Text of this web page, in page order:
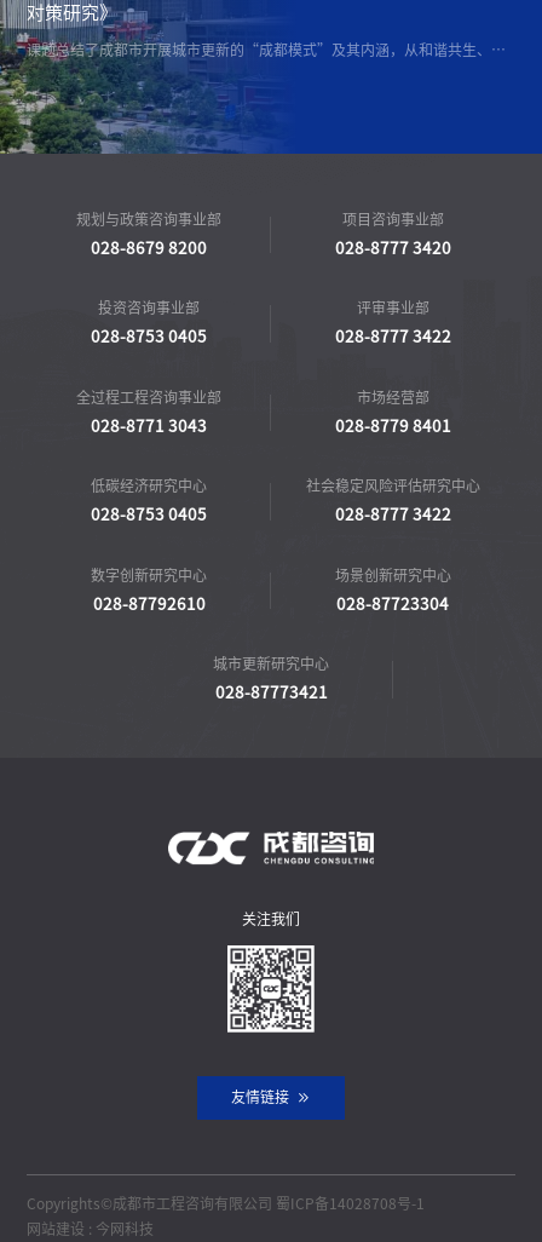
对策研究》
课题总结了成都市开展城市更新的“成都模式”及其内涵，从和谐共生、品质生活、生态新貌、文化传扬及现代治理五个方面分析了成都在公园城市示范区建设背景下推动城市更新所采取的创新策略和成功实践案例，梳理了在推进城市更新过程中的难点堵点，并总结提炼了彰显公园城市建设价值的城市更新策略和建议。
规划与政策咨询事业部
028-8679 8200
项目咨询事业部
028-8777 3420
投资咨询事业部
028-8753 0405
评审事业部
028-8777 3422
全过程工程咨询事业部
028-8771 3043
市场经营部
028-8779 8401
低碳经济研究中心
028-8753 0405
社会稳定风险评估研究中心
028-8777 3422
数字创新研究中心
028-87792610
场景创新研究中心
028-87723304
城市更新研究中心
028-87773421
关注我们
友情链接
Copyrights©成都市工程咨询有限公司 蜀ICP备14028708号-1
网站建设 : 今网科技